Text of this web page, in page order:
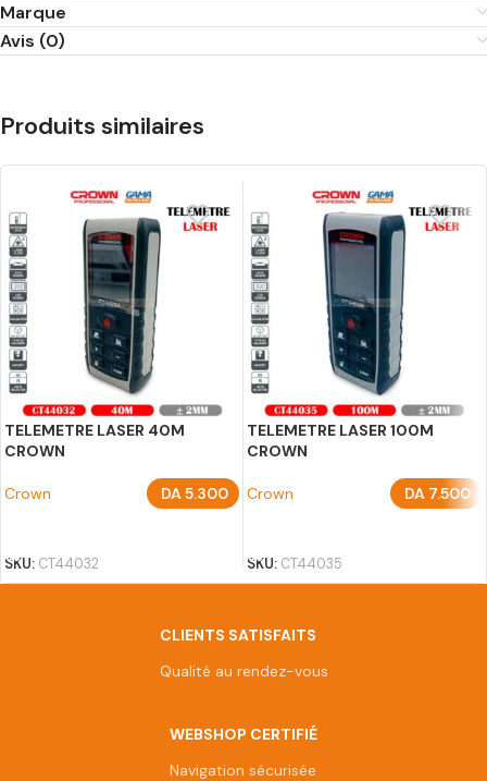
Marque
Avis (0)
Produits similaires
TELEMETRE LASER 40M
CROWN
Crown DA5.300
SKU: CT44032
TELEMETRE LASER 100M
CROWN
Crown DA 7.500
SKU: CT44035
CLIENTS SATISFAITS
Qualité au rendez-vous
WEBSHOP CERTIFIÉ
Navigation sécurisée